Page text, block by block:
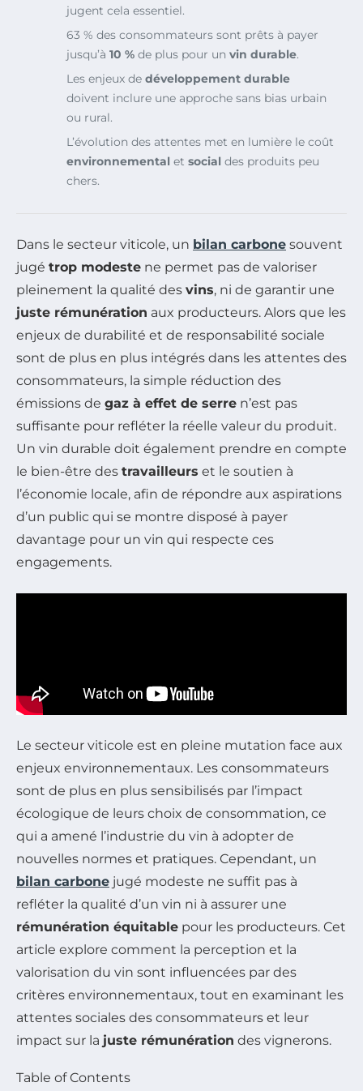
jugent cela essentiel.
63 % des consommateurs sont prêts à payer
jusqu’à 10 % de plus pour un vin durable.
Les enjeux de développement durable
doivent inclure une approche sans bias urbain
ou rural.
L’évolution des attentes met en lumière le coût
environnemental et social des produits peu
chers.
Dans le secteur viticole, un bilan carbone souvent
jugé trop modeste ne permet pas de valoriser
pleinement la qualité des vins, ni de garantir une
juste rémunération aux producteurs. Alors que les
enjeux de durabilité et de responsabilité sociale
sont de plus en plus intégrés dans les attentes des
consommateurs, la simple réduction des
émissions de gaz à effet de serre n’est pas
suffisante pour refléter la réelle valeur du produit.
Un vin durable doit également prendre en compte
le bien-être des travailleurs et le soutien à
l’économie locale, afin de répondre aux aspirations
d’un public qui se montre disposé à payer
davantage pour un vin qui respecte ces
engagements.
Le secteur viticole est en pleine mutation face aux
enjeux environnementaux. Les consommateurs
sont de plus en plus sensibilisés par l’impact
écologique de leurs choix de consommation, ce
qui a amené l’industrie du vin à adopter de
nouvelles normes et pratiques. Cependant, un
bilan carbone jugé modeste ne suffit pas à
refléter la qualité d’un vin ni à assurer une
rémunération équitable pour les producteurs. Cet
article explore comment la perception et la
valorisation du vin sont influencées par des
critères environnementaux, tout en examinant les
attentes sociales des consommateurs et leur
impact sur la juste rémunération des vignerons.
Table of Contents